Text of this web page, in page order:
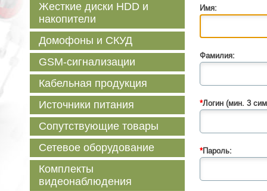
Имя:
Фамилия:
*Логин (мин. 3
*Пароль:
Жесткие диски HDD и
накопители
Домофоны и СКУД
GSM-сигнализации
Кабельная продукция
Источники питания
Сопутствующие товары
Сетевое оборудование
Комплекты
видеонаблюдения